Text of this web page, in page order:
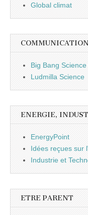
Global climat
Big Bang
Ludmilla Science
ENERGIE,
EnergyPoint
Idées reçues sur
Industrie et
ETRE PARENT